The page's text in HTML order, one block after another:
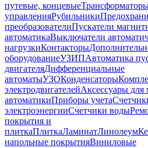
путевые, концевые
управленияРубильники
преобразователиПускатели
автоматикаВыключатели
нагрузкиКонтакторы
оборудованиеУЗИПАвтоматика
двигателяДифференциальные
автоматыУЗОКонденсаторы
электродвигателейАксессуары для
автоматикиПриборы учета
электроэнергииСчетчики воды
покрытия и
плиткаПлиткаЛаминатЛинолеум
напольные покрытияВиниловые